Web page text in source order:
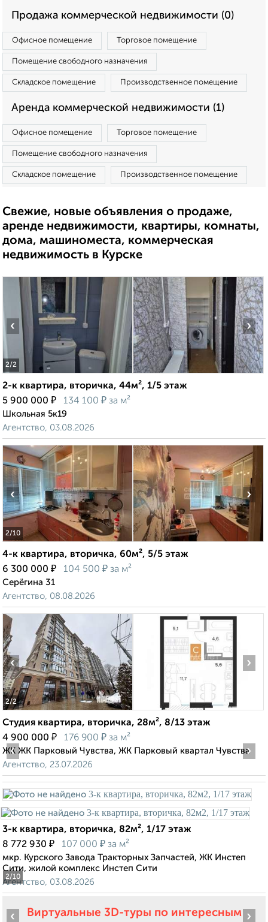
Продажа коммерческой недвижимости (0)
Офисное помещение Торговое помещение
Помещение свободного назначения
Складское помещение Производственное помещение
Аренда коммерческой недвижимости (1)
Офисное помещение Торговое помещение
Помещение свободного назначения
Складское помещение Производственное помещение
Свежие, новые объявления о продаже,
аренде недвижимости, квартиры, комнаты,
дома, машиноместа, коммерческая
недвижимость в Курске
2/2
‹ ›
2-к квартира, вторичка, 44м², 1/5 этаж
5 900 000 ₽ 134 100 ₽ за м²
Школьная 5к19
Агентство, 03.08.2026
2/10
‹ ›
4-к квартира, вторичка, 60м², 5/5 этаж
6 300 000 ₽ 104 500 ₽ за м²
Серёгина 31
Агентство, 08.08.2026
2/2
‹ ›
Студия квартира, вторичка, 28м², 8/13 этаж
4 900 000 ₽ 176 900 ₽ за м²
ЖК ЖК Парковый Чувства, ЖК Парковый квартал Чувства
Агентство, 23.07.2026
2/10
‹ ›
3-к квартира, вторичка, 82м², 1/17 этаж
8 772 930 ₽ 107 000 ₽ за м²
мкр. Курского Завода Тракторных Запчастей, ЖК Инстеп
Сити, жилой комплекс Инстеп Сити
Агентство, 03.08.2026
Виртуальные 3D-туры по интересным
‹ ›